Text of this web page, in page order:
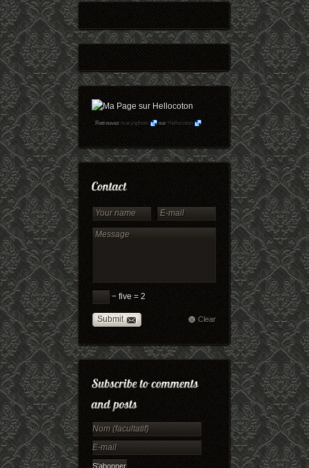
Retrouvezmaryophoto surHellocoton
− five = 2
Submit Clear